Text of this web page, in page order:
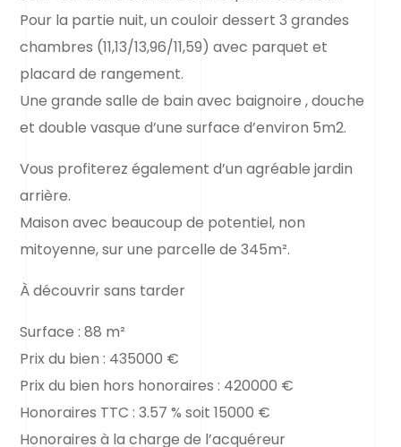
Pour la partie nuit, un couloir dessert 3 grandes
chambres (11,13/13,96/11,59) avec parquet et
placard de rangement.
Une grande salle de bain avec baignoire , douche
et double vasque d’une surface d’environ 5m2.
Vous profiterez également d’un agréable jardin
arrière.
Maison avec beaucoup de potentiel, non
mitoyenne, sur une parcelle de 345m².
À découvrir sans tarder
Surface : 88 m²
Prix du bien : 435000 €
Prix du bien hors honoraires : 420000 €
Honoraires TTC : 3.57 % soit 15000 €
Honoraires à la charge de l’acquéreur